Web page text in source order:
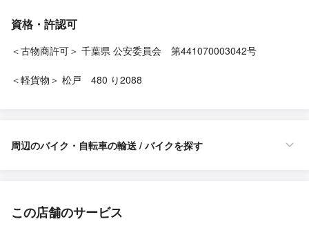
資格・許認可
＜古物商許可＞ 千葉県 公安委員会 第441070003042号
＜軽貨物＞ 松戸 480 り2088
周辺のバイク・自転車の輸送 / バイクを探す
この店舗のサービス